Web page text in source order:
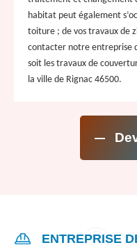
habitat peut également
toiture ; de vos travaux de
contacter notre entreprise
soit les travaux de
la ville de Rignac 46500.
ENTREPRISE